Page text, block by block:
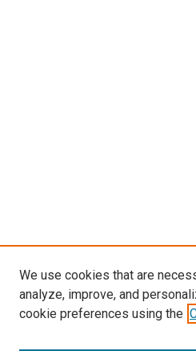
We use cookies that are
analyze, improve, and
cookie preferences using the